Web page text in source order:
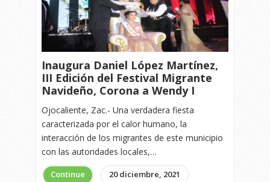
Inaugura Daniel López Martínez,
III Edición del Festival Migrante
Navideño, Corona a Wendy I
Ojocaliente, Zac.- Una verdadera fiesta
caracterizada por el calor humano, la
interacción de los migrantes de este municipio
con las autoridades locales,…
Continue 20 diciembre, 2021